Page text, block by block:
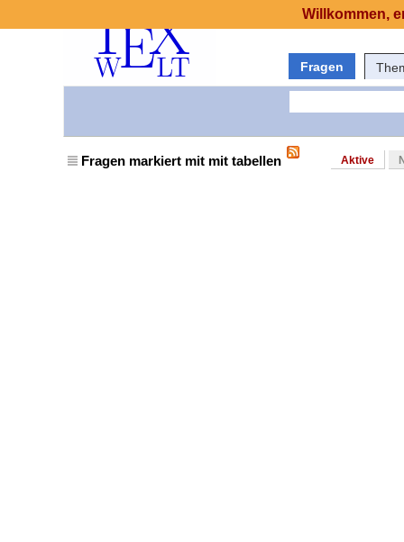
Fragen
Fragen markiert mit mit tabellen Aktive
Willkommen,